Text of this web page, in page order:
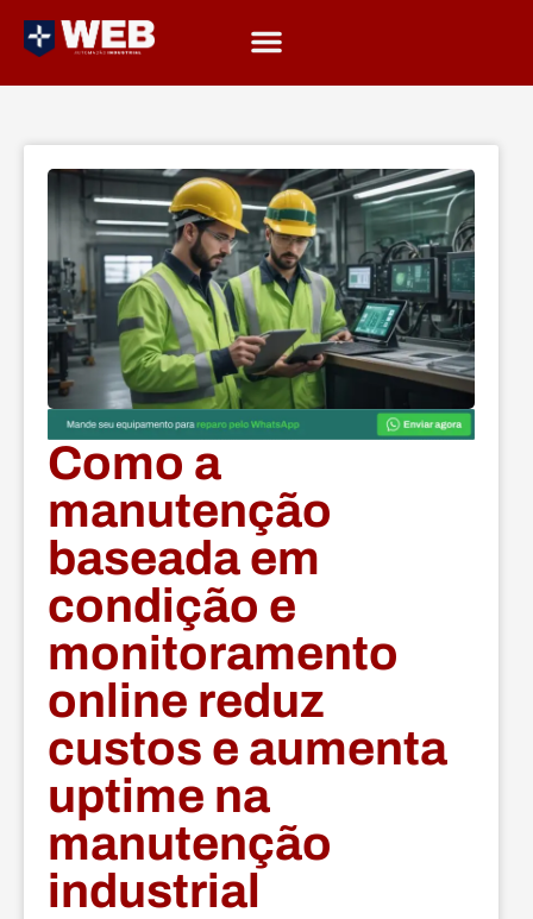
Como a
manutenção
baseada em
condição e
monitoramento
online reduz
custos e aumenta
uptime na
manutenção
industrial